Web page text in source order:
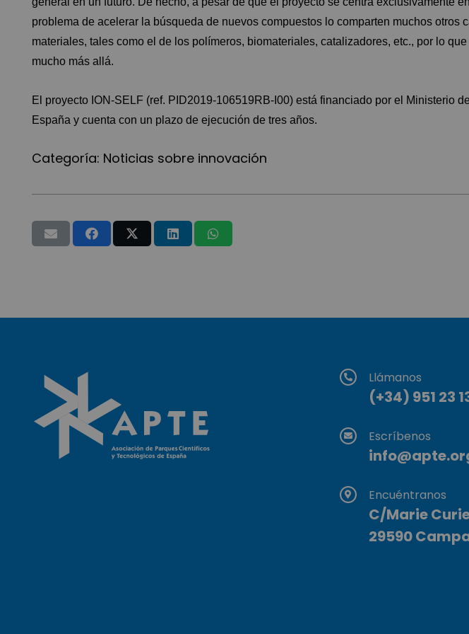
problema de acelerar la búsqueda de nuevos compuestos lo comparten muchos otros
materiales, tales como el de los polímeros, biomateriales, catalizadores, etc., por lo
mucho más allá.
El proyecto ION-SELF (ref. PID2019-106519RB-I00) está financiado por el Ministerio
España y cuenta con un plazo de ejecución de tres años.
Categoría: Noticias sobre innovación
Llámanos
(+34) 951 23
Escríbenos
Encuéntranos
C/Marie
29590